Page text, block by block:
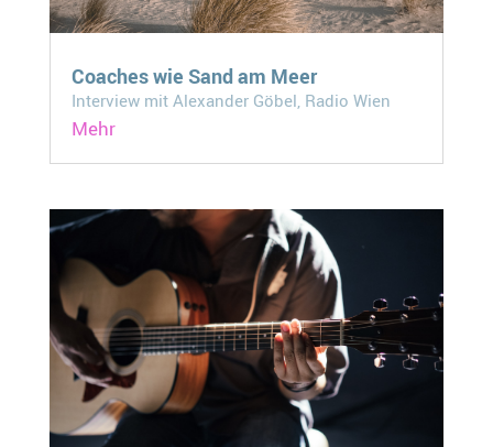
Coaches wie Sand am Meer
Interview mit Alexander Göbel, Radio Wien
Mehr